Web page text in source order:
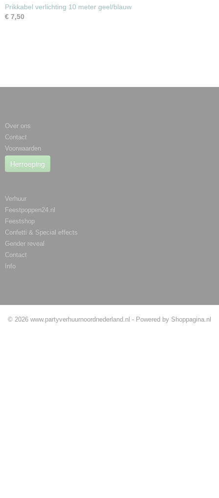
Prikkabel verlichting 10 meter geel/blauw
€ 7,50
Over ons
Contact
Voorwaarden
Herroeping
Verhuur
Feestpoppen24.nl
Feestshop
Confetti & Special effects
Gender reveal
Contact
Info
© 2026 www.partyverhuurnoordnederland.nl - Powered by Shoppagina.nl